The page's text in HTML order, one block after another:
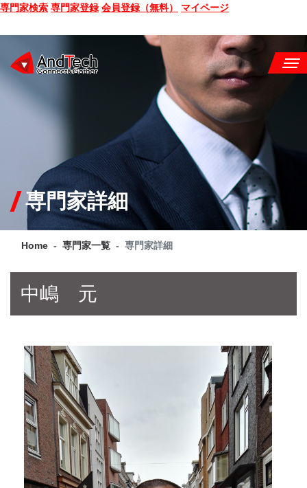
専門家検索 専門家登録 会員登録（無料） マイページ
CONSULTING
SERVICE
COMPANY
Q&A
専門家詳細
Home 専門家一覧 専門家詳細
中嶋 元